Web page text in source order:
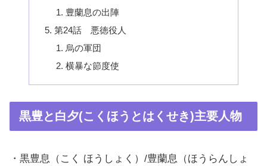
豊蘭息の出陣
第24話 悪徳役人
烏の軍団
横暴な節度使
黒豊と白夕(こくほうとはくせき)主要人物
・黒豊息（こく ほうしょく）/豊蘭息（ほうらんしょ